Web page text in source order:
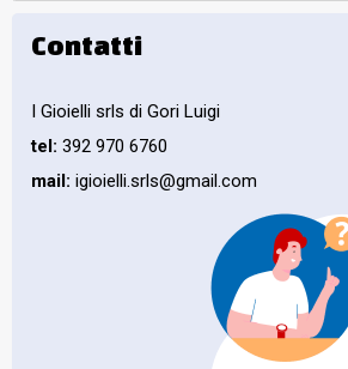
Contatti
I Gioielli srls di Gori Luigi
tel: 392 970 6760
mail: igioielli.srls@gmail.com